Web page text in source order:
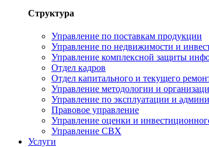
Структура
Управление по поставкам продукции
Управление по недвижимости и
Управление комплексной защиты
Отдел кадров
Отдел капитального и текущего
Управление методологии и
Управление по эксплуатации и
Правовое управление
Управление оценки и
Управление СВХ
Услуги